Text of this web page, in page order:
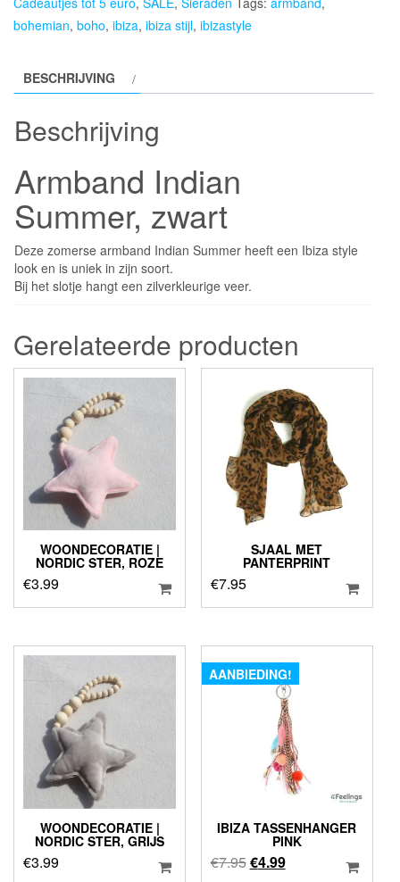
bohemian, boho, ibiza, ibiza stijl, ibizastyle
BESCHRIJVING
Beschrijving
Armband Indian
Summer, zwart
Deze zomerse armband Indian Summer heeft een Ibiza style
look en is uniek in zijn soort.
Bij het slotje hangt een zilverkleurige veer.
Gerelateerde producten
WOONDECORATIE |
NORDIC STER, ROZE
€3.99
SJAAL MET
PANTERPRINT
€7.95
WOONDECORATIE |
NORDIC STER, GRIJS
€3.99
AANBIEDING!
IBIZA TASSENHANGER
PINK
€7.95Oorspronkelijke
€4.99Huidige